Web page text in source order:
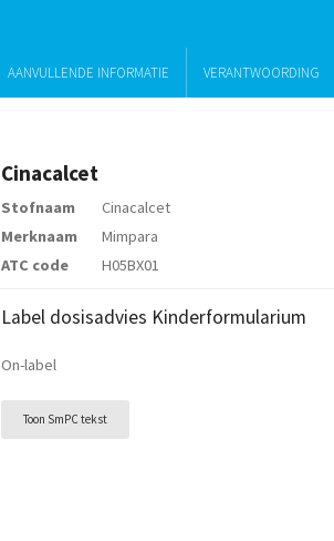
AANVULLENDE INFORMATIE VERANTWOORDING
Cinacalcet
Stofnaam
Cinacalcet
Merknaam
Mimpara
ATC code
H05BX01
Label dosisadvies Kinderformularium
On-label
Toon SmPC tekst